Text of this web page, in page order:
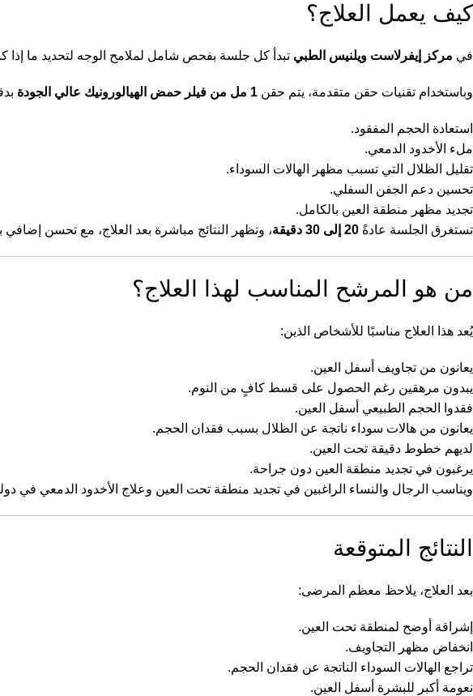
كيف يعمل العلاج؟
في مركز إيفرلاست ويلنيس الطبي تبدأ كل جلسة بفحص شامل لملامح الوجه لتحديد ما إذا
وباستخدام تقنيات حقن متقدمة، يتم حقن 1 مل من فيلر حمض الهيالورونيك عالي الجودة
استعادة الحجم المفقود.
ملء الأخدود الدمعي.
تقليل الظلال التي تسبب مظهر الهالات السوداء.
تحسين دعم الجفن السفلي.
تجديد مظهر منطقة العين بالكامل.
تستغرق الجلسة عادةً 20 إلى 30 دقيقة ، وتظهر النتائج مباشرة بعد العلاج، مع تحسن
من هو المرشح المناسب لهذا العلاج؟
يُعد هذا العلاج مناسبًا للأشخاص الذين:
يعانون من تجاويف أسفل العين.
يبدون مرهقين رغم الحصول على قسط كافٍ من النوم.
فقدوا الحجم الطبيعي أسفل العين.
يعانون من هالات سوداء ناتجة عن الظلال بسبب فقدان الحجم.
لديهم خطوط دقيقة تحت العين.
يرغبون في تجديد منطقة العين دون جراحة.
ويناسب الرجال والنساء الراغبين في تجديد منطقة تحت العين وعلاج الأخدود الدمعي في دولة
النتائج المتوقعة
بعد العلاج، يلاحظ معظم المرضى:
إشراقة أوضح لمنطقة تحت العين.
انخفاض مظهر التجاويف.
تراجع الهالات السوداء الناتجة عن فقدان الحجم.
نعومة أكبر للبشرة أسفل العين.